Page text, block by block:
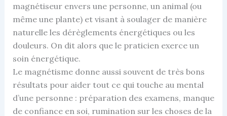
magnétiseur envers une personne, un animal (ou
même une plante) et visant à soulager de manière
naturelle les dérèglements énergétiques ou les
douleurs. On dit alors que le praticien exerce un
soin énergétique.
Le magnétisme donne aussi souvent de très bons
résultats pour aider tout ce qui touche au mental
d’une personne : préparation des examens, manque
de confiance en soi, rumination sur les choses de la